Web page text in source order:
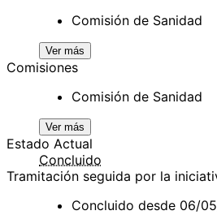
Comisión de Sanidad
Ver más
Comisiones
Comisión de Sanidad
Ver más
Estado Actual
Concluido
Tramitación seguida por la
Concluido desde 06/